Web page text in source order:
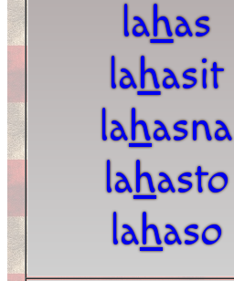
lahas
lahasit
lahasna
lahasto
lahaso